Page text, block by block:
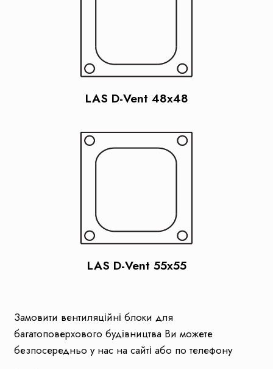
LAS D-Vent 48x48
LAS D-Vent 55x55
Замовити вентиляційні блоки для
багатоповерхового будівництва Ви можете
безпосередньо у нас на сайті або по телефону